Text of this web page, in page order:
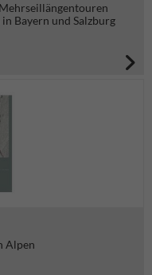
Bayern und Salzburg
Alpen